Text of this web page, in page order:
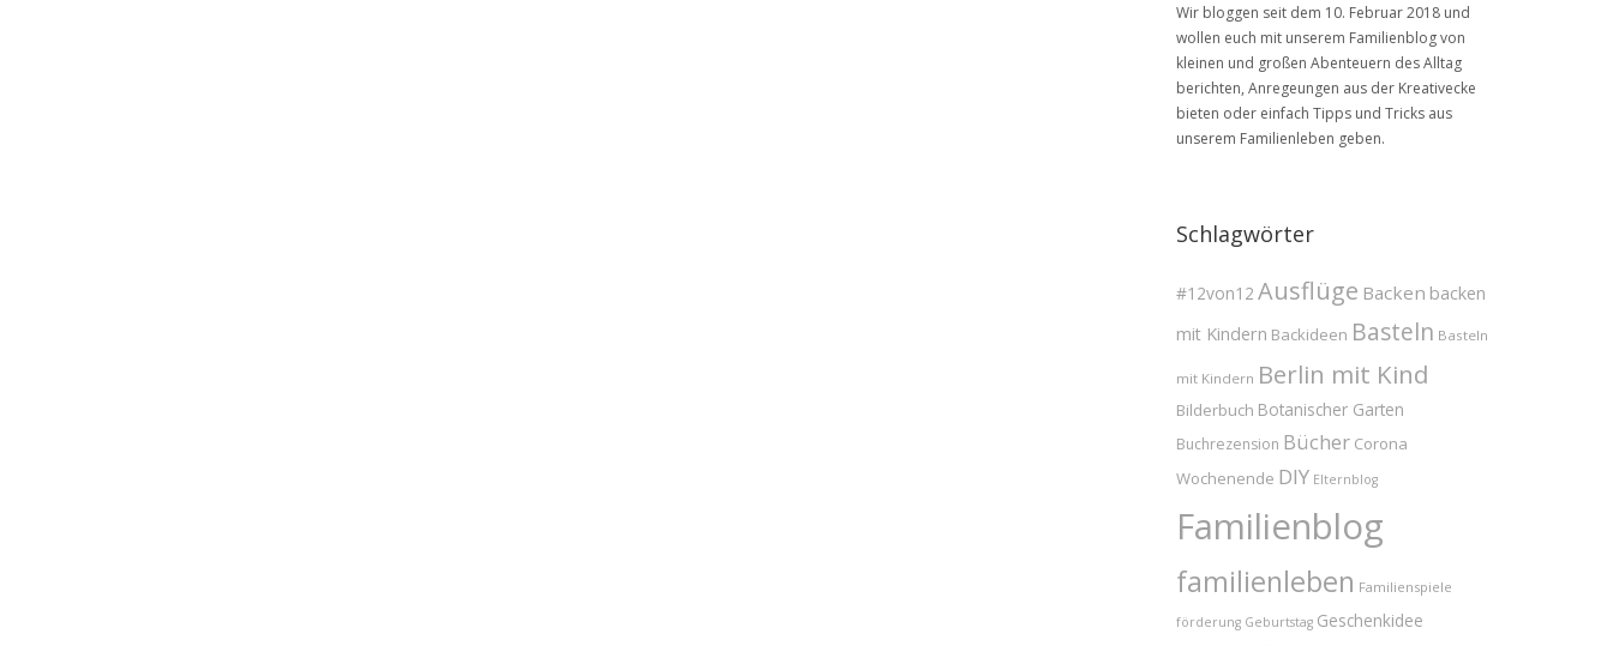
Wir bloggen seit dem 10. Februar 2018 und
wollen euch mit unserem Familienblog von
kleinen und großen Abenteuern des Alltag
berichten, Anregeungen aus der Kreativecke
bieten oder einfach Tipps und Tricks aus
unserem Familienleben geben.
Schlagwörter
#12von12 Ausflüge Backen backen
mit Kindern Backideen Basteln Basteln
mit Kindern Berlin mit Kind
Bilderbuch Botanischer Garten
Buchrezension Bücher Corona
Wochenende DIY Elternblog
Familienblog
familienleben Familienspiele
förderung Geburtstag Geschenkidee